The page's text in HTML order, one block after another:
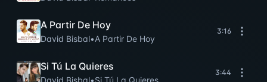
A Partir De Hoy
David Bisbal•A Partir De Hoy
3:16
Si Tú La Quieres
David Bisbal•Si Tú La Quieres
3:44